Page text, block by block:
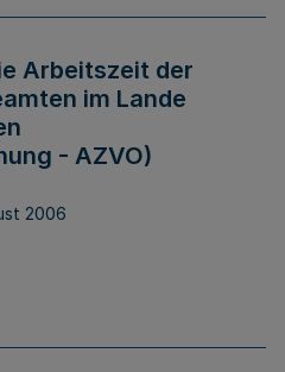
Arbeitszeit der
im Lande
- AZVO)
2006